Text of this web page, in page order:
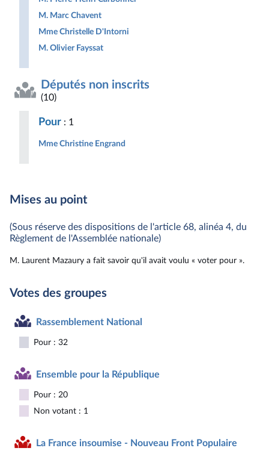
M. Marc Chavent
Mme Christelle D'Intorni
M. Olivier Fayssat
Députés non inscrits
(10)
Pour : 1
Mme Christine Engrand
Mises au point
(Sous réserve des dispositions de l'article 68, alinéa 4, du
Règlement de l'Assemblée nationale)
M. Laurent Mazaury a fait savoir qu'il avait voulu « voter pour ».
Votes des groupes
Rassemblement National
Pour : 32
Ensemble pour la République
Pour : 20
Non votant : 1
La France insoumise - Nouveau Front Populaire